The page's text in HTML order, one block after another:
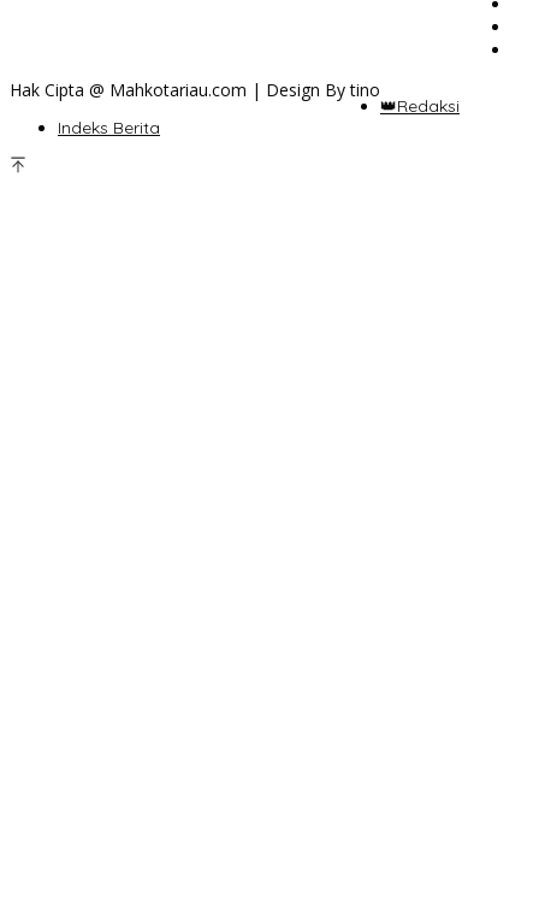
Hak Cipta @ Mahkotariau.com | Design By tino
👑Redaksi
Indeks Berita